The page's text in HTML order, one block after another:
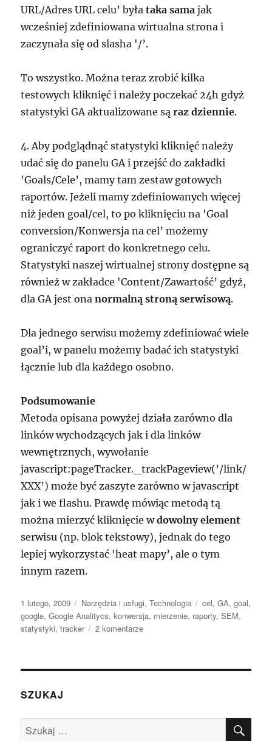
URL/Adres URL celu’ byłataka sama jak
wcześniej zdefiniowana wirtualna strona i
zaczynała się od slasha '/’.
To wszystko. Można teraz zrobić kilka
testowych kliknięć i należy poczekać 24h gdyż
statystyki GA aktualizowane sąraz dziennie.
4. Aby podglądnąć statystyki kliknięć należy
udać się do panelu GA i przejść do zakładki
'Goals/Cele’, mamy tam zestaw gotowych
raportów. Jeżeli mamy zdefiniowanych więcej
niż jeden goal/cel, to po kliknięciu na 'Goal
conversion/Konwersja na cel’ możemy
ograniczyć raport do konkretnego celu.
Statystyki naszej wirtualnej strony dostępne są
również w zakładce 'Content/Zawartość’ gdyż,
dla GA jest onanormalną stroną serwisową.
Dla jednego serwisu możemy zdefiniować wiele
goal’i, w panelu możemy badać ich statystyki
łącznie lub dla każdego osobno.
Podsumowanie
Metoda opisana powyżej działa zarówno dla
linków wychodzących jak i dla linków
wewnętrznych, wywołanie
javascript:pageTracker._trackPageview(’/link/
XXX’) może być zaszyte zarówno w javascript
jak i we flashu. Prawdę mówiąc metodą tą
można mierzyć kliknięcie wdowolny element
serwisu (np. blok tekstowy), jednak do tego
lepiej wykorzystać 'heat mapy’, ale o tym
innym razem.
Data
publikacji
1 lutego, 2009 Kategorie
Narzędzia i usługi,Technologia Tagi
cel,GA,goal,
google,Google Analitycs,konwersja, mierzenie, raporty,SEM,
statystyki,tracker 2 komentarzedo
Google
w
SZUKAJ
Szukaj: